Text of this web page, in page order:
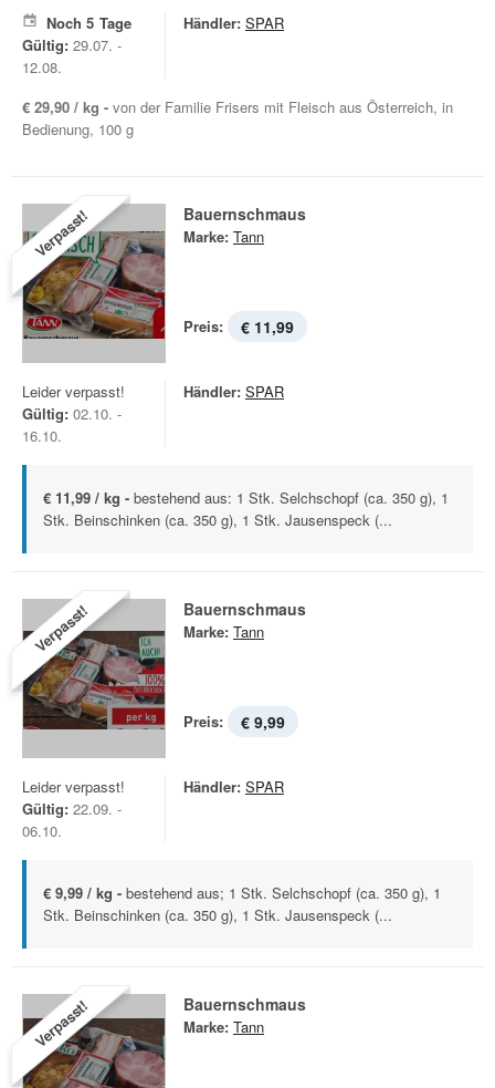
Noch 5 Tage
Gültig: 29.07. -
12.08.
Händler: SPAR
€ 29,90 / kg - von der Familie Frisers mit Fleisch aus Österreich, in
Bedienung, 100 g
Verpasst! Bauernschmaus
Marke: Tann
Preis: € 11,99
Leider verpasst!
Gültig: 02.10. -
16.10.
Händler: SPAR
€ 11,99 / kg - bestehend aus: 1 Stk. Selchschopf (ca. 350 g), 1
Stk. Beinschinken (ca. 350 g), 1 Stk. Jausenspeck (...
Verpasst! Bauernschmaus
Marke: Tann
Preis: € 9,99
Leider verpasst!
Gültig: 22.09. -
06.10.
Händler: SPAR
€ 9,99 / kg - bestehend aus; 1 Stk. Selchschopf (ca. 350 g), 1
Stk. Beinschinken (ca. 350 g), 1 Stk. Jausenspeck (...
Verpasst! Bauernschmaus
Marke: Tann